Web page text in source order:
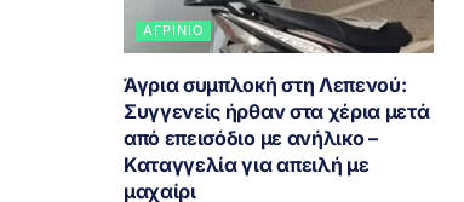
ΑΓΡΊΝΙΟ
Άγρια συμπλοκή στη Λεπενού:
Συγγενείς ήρθαν στα χέρια μετά
από επεισόδιο με ανήλικο –
Καταγγελία για απειλή με
μαχαίρι